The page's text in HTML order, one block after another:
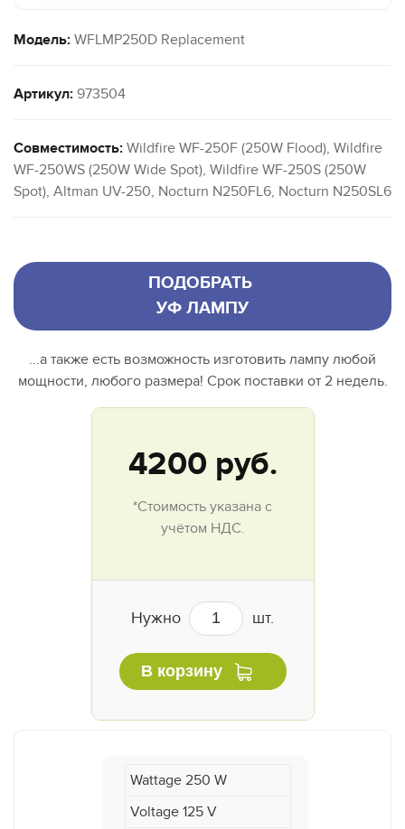
Модель: WFLMP250D Replacement
Артикул: 973504
Совместимость: Wildfire WF-250F (250W Flood), Wildfire
WF-250WS (250W Wide Spot), Wildfire WF-250S (250W
Spot), Altman UV-250, Nocturn N250FL6, Nocturn N250SL6
ПОДОБРАТЬ
УФ ЛАМПУ
...а также есть возможность изготовить лампу любой
мощности, любого размера! Срок поставки от 2 недель.
4200 руб.
*Стоимость указана с
учётом НДС.
Нужно шт.
В корзину
Wattage 250 W
Voltage 125 V